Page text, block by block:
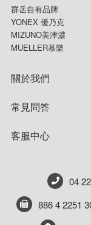
群岳自有品牌
YONEX 優乃克
MIZUNO美津濃
MUELLER慕樂
關於我們
常見問答
客服中心
04
886 4 2251